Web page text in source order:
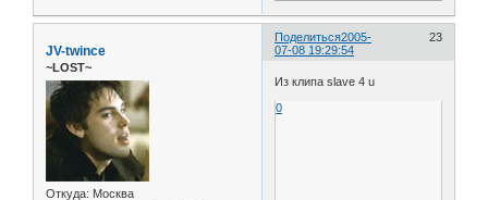
Поделиться 23
2005-
07-08 19:29:54
JV-twince
~LOST~
Откуда: Москва
Из клипа slave 4 u
0